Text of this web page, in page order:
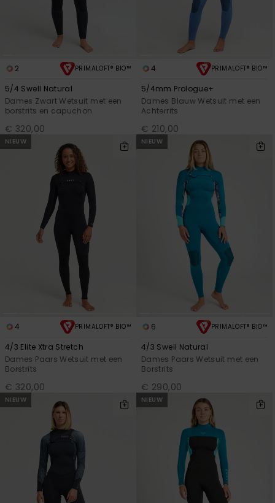
2 PRIMALOFT® BIO™
5/4 Swell Natural
Dames Zwart Wetsuit met een
borstrits en capuchon
€ 320,00
4 PRIMALOFT® BIO™
5/4mm Prologue+
Dames Blauw Wetsuit met een
Achterrits
€ 210,00
NIEUW
4 PRIMALOFT® BIO™
4/3 Elite Xtra Stretch
Dames Paars Wetsuit met een
Borstrits
€ 320,00
NIEUW
6 PRIMALOFT® BIO™
4/3 Swell Natural
Dames Paars Wetsuit met een
Borstrits
€ 290,00
NIEUW NIEUW